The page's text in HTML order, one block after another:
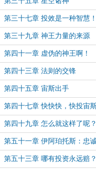
第三十七章 投效是一种智慧！
第三十九章 神王力量的来源
第四十一章 虚伪的神王啊！
第四十三章 法则的交锋
第四十五章 宙斯出手
第四十七章 快快快，快投宙斯
第四十九章 怎么就这样了呢？
第五十一章 伊阿珀托斯：忠诚
第五十三章 哪有投资永远赔？